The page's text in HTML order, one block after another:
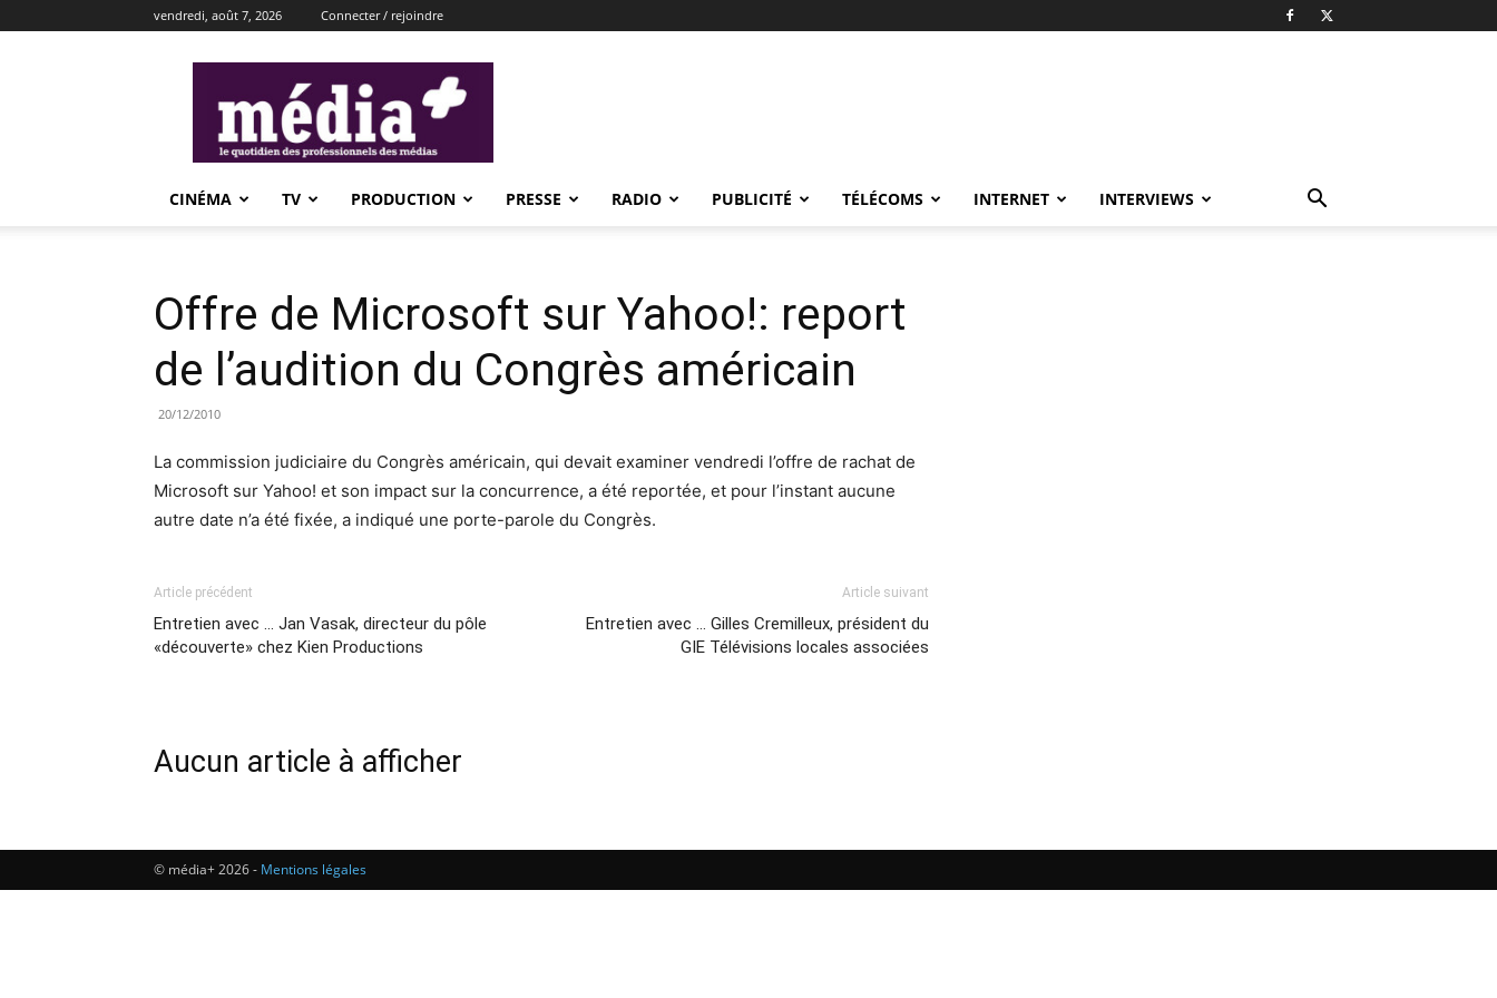
vendredi, août 7, 2026 Connecter / rejoindre
CINÉMA TV PRODUCTION PRESSE RADIO PUBLICITÉ TÉLÉCOMS INTERNET INTERVIEWS
Offre de Microsoft sur Yahoo!: report
de l’audition du Congrès américain
20/12/2010
La commission judiciaire du Congrès américain, qui devait examiner vendredi l’offre de rachat de
Microsoft sur Yahoo! et son impact sur la concurrence, a été reportée, et pour l’instant aucune
autre date n’a été fixée, a indiqué une porte-parole du Congrès.
Article précédent
Entretien avec … Jan Vasak, directeur du pôle
«découverte» chez Kien Productions
Article suivant
Entretien avec … Gilles Cremilleux, président du
GIE Télévisions locales associées
Aucun article à afficher
© média+ 2026 - Mentions légales